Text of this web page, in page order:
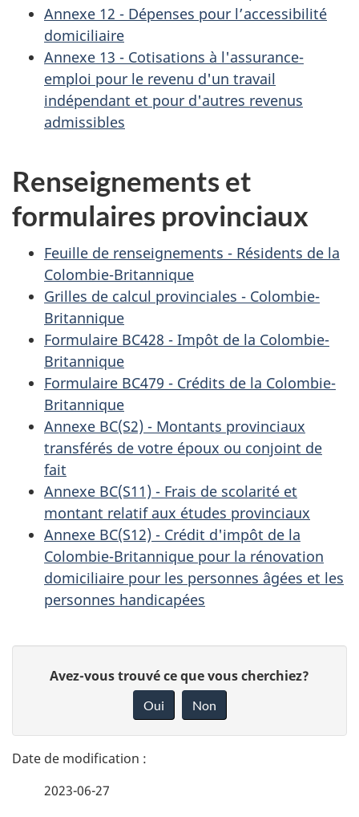
Annexe 12 - Dépenses pour l’accessibilité
domiciliaire
Annexe 13 - Cotisations à l'assurance-
emploi pour le revenu d'un travail
indépendant et pour d'autres revenus
admissibles
Renseignements et
formulaires provinciaux
Feuille de renseignements - Résidents de la
Colombie-Britannique
Grilles de calcul provinciales - Colombie-
Britannique
Formulaire BC428 - Impôt de la Colombie-
Britannique
Formulaire BC479 - Crédits de la Colombie-
Britannique
Annexe BC(S2) - Montants provinciaux
transférés de votre époux ou conjoint de
fait
Annexe BC(S11) - Frais de scolarité et
montant relatif aux études provinciaux
Annexe BC(S12) - Crédit d'impôt de la
Colombie-Britannique pour la rénovation
domiciliaire pour les personnes âgées et les
personnes handicapées
t
a
n
Avez-vous trouvé ce que vous cherchiez?
Oui Non
2023-06-27